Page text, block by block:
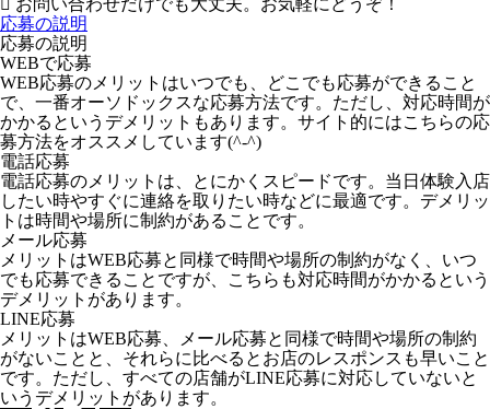
お問い合わせだけでも大丈夫。お気軽にどうぞ！
応募の説明
応募の説明
WEBで応募
WEB応募のメリットはいつでも、どこでも応募ができること
で、一番オーソドックスな応募方法です。ただし、対応時間が
かかるというデメリットもあります。サイト的にはこちらの応
募方法をオススメしています(^-^)
電話応募
電話応募のメリットは、とにかくスピードです。当日体験入店
したい時やすぐに連絡を取りたい時などに最適です。デメリッ
トは時間や場所に制約があることです。
メール応募
メリットはWEB応募と同様で時間や場所の制約がなく、いつ
でも応募できることですが、こちらも対応時間がかかるという
デメリットがあります。
LINE応募
メリットはWEB応募、メール応募と同様で時間や場所の制約
がないことと、それらに比べるとお店のレスポンスも早いこと
です。ただし、すべての店舗がLINE応募に対応していないと
いうデメリットがあります。